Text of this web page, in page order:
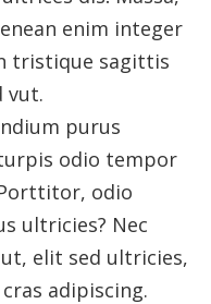
enim integer
tristique sagittis
vut.
purus
odio tempor
odio
ultricies? Nec
elit sed ultricies,
adipiscing.